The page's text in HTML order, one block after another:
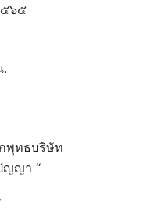
๖๕
.
พุทธบริษัท
ญญา “